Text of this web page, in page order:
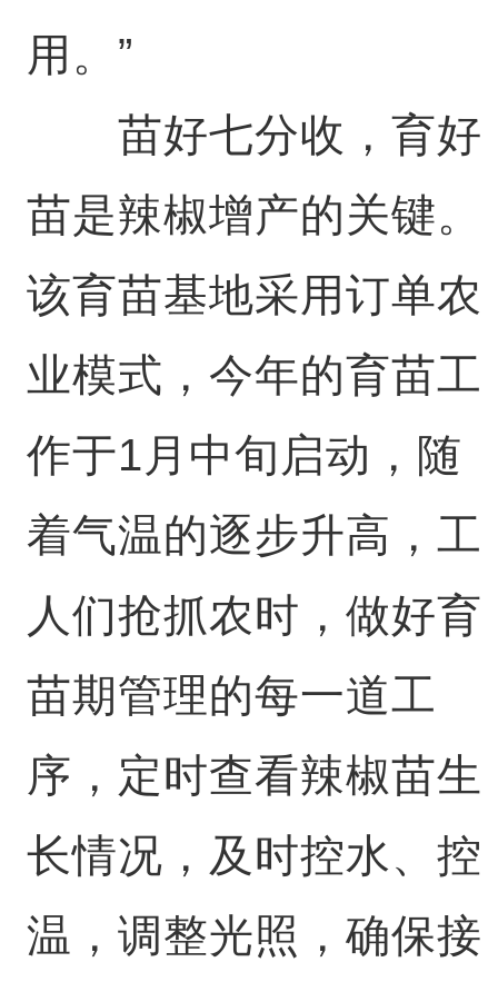
用。”
苗好七分收，育好
苗是辣椒增产的关键。
该育苗基地采用订单农
业模式，今年的育苗工
作于1月中旬启动，随
着气温的逐步升高，工
人们抢抓农时，做好育
苗期管理的每一道工
序，定时查看辣椒苗生
长情况，及时控水、控
温，调整光照，确保接